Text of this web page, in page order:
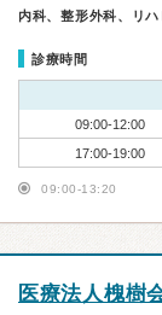
内科、整形外科、リ
診療時間
09:00-12:00
17:00-19:00
09:00-13:20
医療法人槐樹